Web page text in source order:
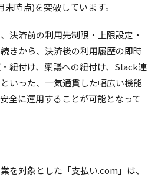
時点)を突破しています。
決済前の利用先制限・上限設定・
きから、決済後の利用履歴の即時
紐付け、稟議への紐付け、Slack連
いった、一気通貫した幅広い機能
全に運用することが可能となって
を対象とした「支払い.com」は、